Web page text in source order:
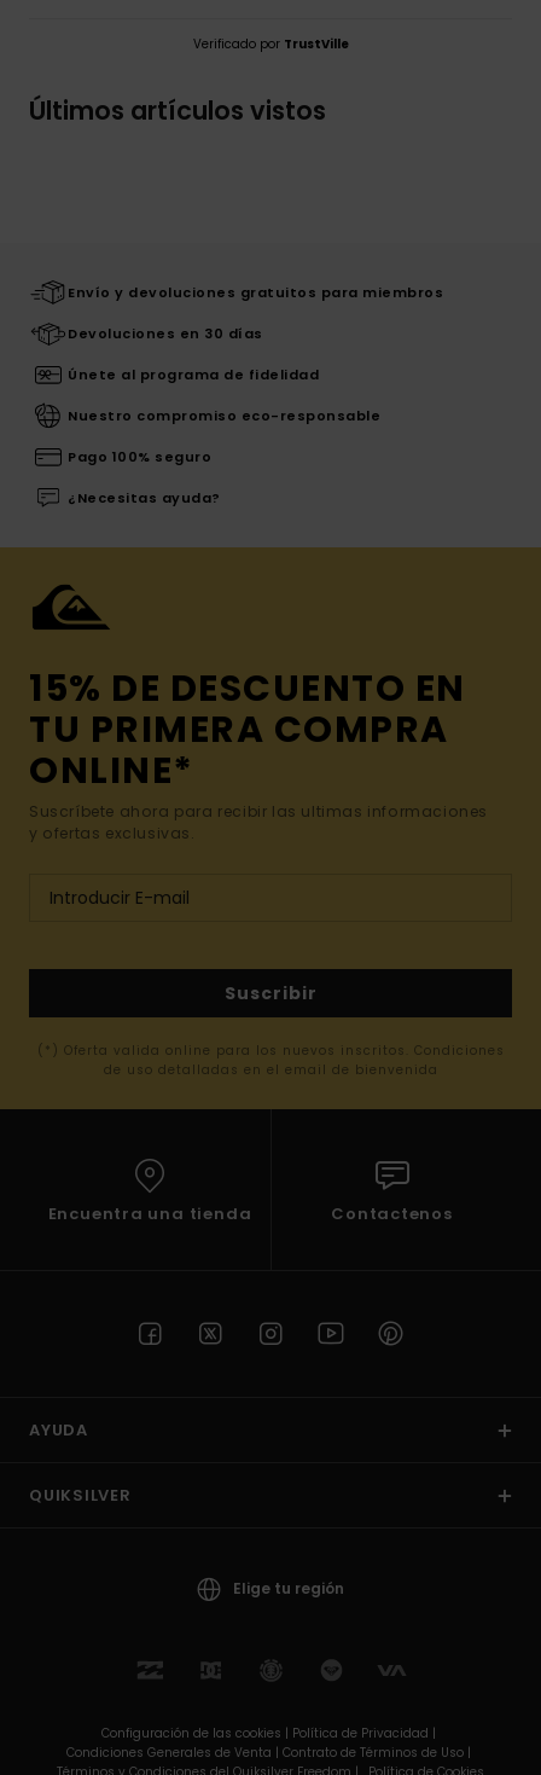
Verificado por TrustVille
Últimos artículos vistos
Envío y devoluciones gratuitos para miembros
Devoluciones en 30 días
Únete al programa de fidelidad
Nuestro compromiso eco-responsable
Pago 100% seguro
¿Necesitas ayuda?
15% DE DESCUENTO EN
TU PRIMERA COMPRA
ONLINE*
Suscríbete ahora para recibir las ultimas informaciones
y ofertas exclusivas.
Suscribir
(*) Oferta valida online para los nuevos inscritos. Condiciones
de uso detalladas en el email de bienvenida
Encuentra una tienda Contactenos
AYUDA
QUIKSILVER
Elige tu región
Configuración de las cookies | Política de Privacidad |
Condiciones Generales de Venta | Contrato de Términos de Uso |